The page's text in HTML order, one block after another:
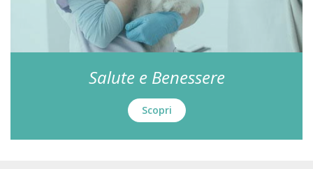
Salute e Benessere
Scopri